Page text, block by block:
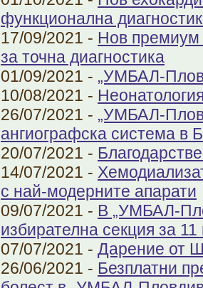
функционална
17/09/2021 - Нов премиум
за точна диагностика
01/09/2021 - „УМБАЛ-
10/08/2021 -
26/07/2021 - „УМБАЛ-
ангиографска система в
20/07/2021 -
14/07/2021 -
с най-модерните апарати
09/07/2021 - В „УМБАЛ-
избирателна секция за 11
07/07/2021 - Дарение от
26/06/2021 - Безплатни